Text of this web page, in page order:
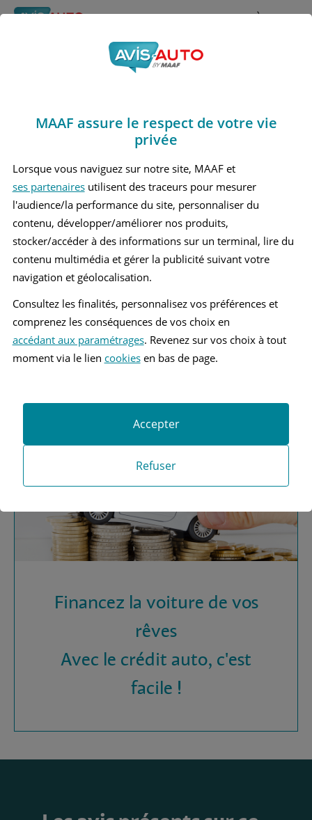
Rechercher À propos
Obtenir un devis d'assurance auto MAAF
Avis Renault Zoe
RENAULT ZOE 1 BERLINE
Vous recherchez une
Obtenez vos devis MAAF
Financez la voiture de vos
rêves
Avec le crédit auto, c'est
facile !
MAAF assure le respect de votre vie
privée
Lorsque vous naviguez sur notre site, MAAF et
ses partenairesutilisent des traceurs pour mesurer
l'audience/la performance du site, personnaliser du
contenu, développer/améliorer nos produits,
stocker/accéder à des informations sur un terminal, lire du
contenu multimédia et gérer la publicité suivant votre
navigation et géolocalisation.
Consultez les finalités, personnalisez vos préférences et
comprenez les conséquences de vos choix en
accédant aux paramétrages. Revenez sur vos choix à tout
moment via le lien cookiesen bas de page.
Refuser
Accepter